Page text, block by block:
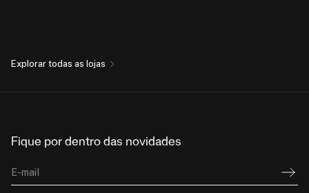
Explorar todas as lojas
Fique por dentro das novidades
E-mail